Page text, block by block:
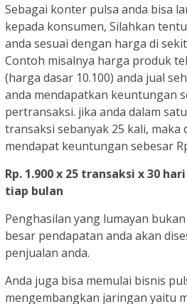
Sebagai konter pulsa anda bisa
kepada konsumen, Silahkan
anda sesuai dengan harga di
Contoh misalnya harga produk
(harga dasar 10.100) anda jual
anda mendapatkan keuntungan
pertransaksi. jika anda dalam
transaksi sebanyak 25 kali, maka
mendapat keuntungan sebesar
Rp. 1.900 x 25 transaksi x 30
tiap bulan
Penghasilan yang lumayan
besar pendapatan anda akan
penjualan anda.
Anda juga bisa memulai bisnis
mengembangkan jaringan yaitu